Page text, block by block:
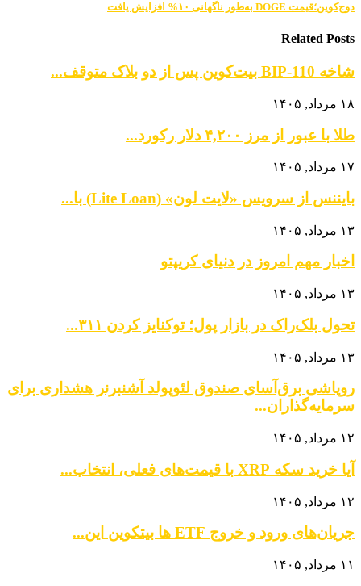
دوج‌کوین؛قیمت DOGE به‌طور ناگهانی ۱۰% افزایش یافت
Related Posts
شاخه BIP-110 بیت‌کوین پس از دو بلاک متوقف...
۱۸ مرداد, ۱۴۰۵
طلا با عبور از مرز ۴,۲۰۰ دلار رکورد...
۱۷ مرداد, ۱۴۰۵
بایننس از سرویس «لایت لون» (Lite Loan) با...
۱۳ مرداد, ۱۴۰۵
اخبار مهم امروز در دنیای کریپتو
۱۳ مرداد, ۱۴۰۵
تحول بلک‌راک در بازار پول؛ توکنایز کردن ۳۱۱...
۱۳ مرداد, ۱۴۰۵
روپاشی برق‌آسای صندوق لئوپولد آشنبرنر هشداری برای
سرمایه‌گذاران...
۱۲ مرداد, ۱۴۰۵
آیا خرید سکه XRP با قیمت‌های فعلی، انتخاب...
۱۲ مرداد, ۱۴۰۵
جریان‌های ورود و خروج ETF ها بیتکوین این...
۱۱ مرداد, ۱۴۰۵